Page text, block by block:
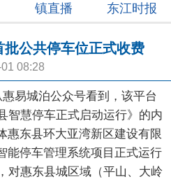
镇直播 东江时报
公共停车位正式收费
08:28
易城泊公众号看到，该平台
智慧停车正式启动运行》的内
惠东县环大亚湾新区建设有限
能停车管理系统项目正式运行
，对惠东县城区域（平山、大岭